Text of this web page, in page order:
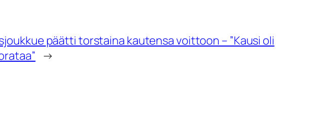
päätti torstaina kautensa voittoon – ”Kausi oli
→